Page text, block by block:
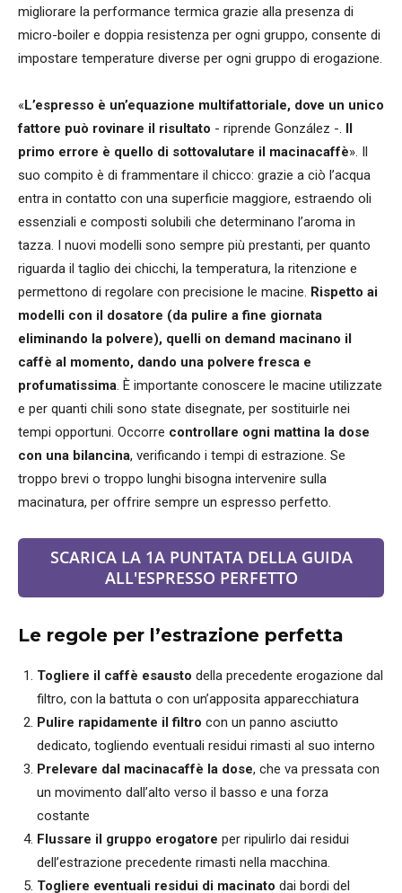
migliorare la performance termica grazie alla presenza di
micro-boiler e doppia resistenza per ogni gruppo, consente di
impostare temperature diverse per ogni gruppo di erogazione.
«L’espresso è un’equazione multifattoriale, dove un unico
fattore può rovinare il risultato - riprende González -. Il
primo errore è quello di sottovalutare il macinacaffè». Il
suo compito è di frammentare il chicco: grazie a ciò l’acqua
entra in contatto con una superficie maggiore, estraendo oli
essenziali e composti solubili che determinano l’aroma in
tazza. I nuovi modelli sono sempre più prestanti, per quanto
riguarda il taglio dei chicchi, la temperatura, la ritenzione e
permettono di regolare con precisione le macine. Rispetto ai
modelli con il dosatore (da pulire a fine giornata
eliminando la polvere), quelli on demand macinano il
caffè al momento, dando una polvere fresca e
profumatissima. È importante conoscere le macine utilizzate
e per quanti chili sono state disegnate, per sostituirle nei
tempi opportuni. Occorre controllare ogni mattina la dose
con una bilancina, verificando i tempi di estrazione. Se
troppo brevi o troppo lunghi bisogna intervenire sulla
macinatura, per offrire sempre un espresso perfetto.
SCARICA LA 1A PUNTATA DELLA GUIDA
ALL'ESPRESSO PERFETTO
Le regole per l’estrazione perfetta
Togliere il caffè esausto della precedente erogazione dal
filtro, con la battuta o con un’apposita apparecchiatura
Pulire rapidamente il filtro con un panno asciutto
dedicato, togliendo eventuali residui rimasti al suo interno
Prelevare dal macinacaffè la dose, che va pressata con
un movimento dall’alto verso il basso e una forza
costante
Flussare il gruppo erogatore per ripulirlo dai residui
dell’estrazione precedente rimasti nella macchina.
Togliere eventuali residui di macinato dai bordi del